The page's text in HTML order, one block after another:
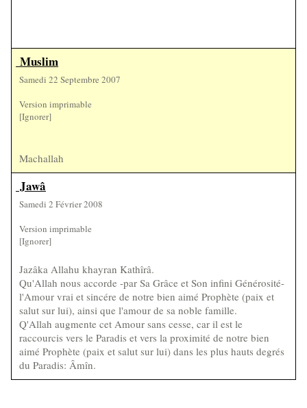
Muslim
Samedi 22 Septembre 2007
Version imprimable
[Ignorer]
Machallah
Jawâ
Samedi 2 Février 2008
Version imprimable
[Ignorer]
Jazâka Allahu khayran Kathîrâ.
Qu'Allah nous accorde -par Sa Grâce et Son infini Générosité-
l'Amour vrai et sincére de notre bien aimé Prophète (paix et
salut sur lui), ainsi que l'amour de sa noble famille.
Q'Allah augmente cet Amour sans cesse, car il est le
raccourcis vers le Paradis et vers la proximité de notre bien
aimé Prophète (paix et salut sur lui) dans les plus hauts degrés
du Paradis: Âmîn.